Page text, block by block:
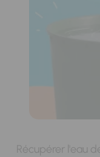
Récupérer l'eau